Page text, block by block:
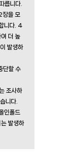
릅니다.
장을 모
니다. 4
더 높
발생하
단할 수
조사하
니다.
인폴드
발생하